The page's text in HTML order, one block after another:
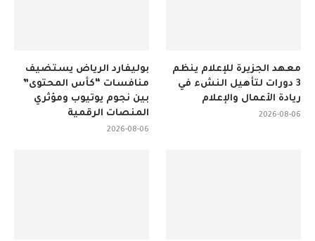
بوليفارد الرياض يستضيف
منافسات “كأس المحتوى”
بين نجوم يوتيوب ومؤثري
المنصات الرقمية
2026-08-06
معهد الجزيرة للإعلام ينظم
3 دورات لتأهيل النشء في
ريادة الأعمال والإعلام
2026-08-06